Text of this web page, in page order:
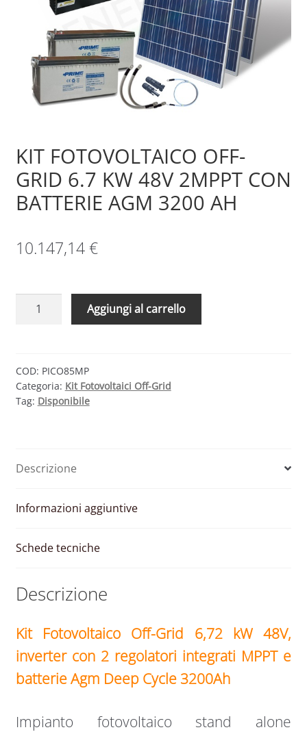
Sample Page
KIT FOTOVOLTAICO OFF-
GRID 6.7 KW 48V 2MPPT CON
BATTERIE AGM 3200 AH
10.147,14€
FOTOVOLTAICO
6.7
KW
48V
AGM
AH
Aggiungi al carrello
COD: PICO85MP
Categoria: Kit Fotovoltaici Off-Grid
Tag: Disponibile
Descrizione
Informazioni aggiuntive
Schede tecniche
Descrizione
Kit Fotovoltaico Off-Grid 6,72 kW 48V,
inverter con 2 regolatori integrati MPPT e
batterie Agm Deep Cycle 3200Ah
Impianto fotovoltaico stand alone